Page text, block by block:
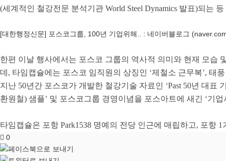
(세계적인 철강전문 분석기관 World Steel Dynamics 발표)되는
[대한행정신문] 포스코그룹, 100년 기업위해.. : 네이버블로그
한편 이날 행사에서는 포스코 그룹의 역사적 의미와 현재 모습
데 , 타임캡슐에는 포스코 임직원의 상징인 ‘제철소 근무복’, 태
지난 50년간 포스코가 개발한 철강기술 자료인 ‘Past 50년 대표
환원철) 샘플’ 및 포스코그룹 경영이념을 포스아트에 새긴 ‘기업
타임캡슐은 포항 Park1538 명예의 전당 인근에 매립하고, 포항 1
0